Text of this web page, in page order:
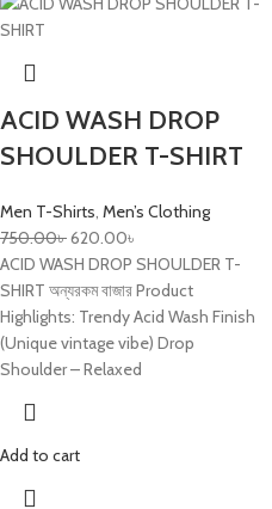
ACID WASH DROP
SHOULDER T-SHIRT
Men T-Shirts, Men’s Clothing
750.00৳620.00৳
ACID WASH DROP SHOULDER T-
SHIRT অন্যরকম বাজার Product
Highlights: Trendy Acid Wash Finish
(Unique vintage vibe) Drop
Shoulder – Relaxed
Add to cart